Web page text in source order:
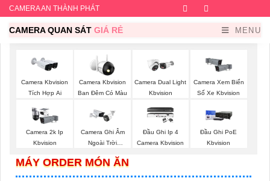
CAMERA AN THÀNH PHÁT Facebook
CAMERA QUAN SÁT GIÁ RẺ MENU
Camera Kbvision
Tích Hợp Ai
Camera Kbvision
Ban Đêm Có Màu
Camera Dual Light
Kbvision
Camera Xem Biển
Số Xe Kbvision
Camera 2k Ip
Kbvision
Camera Ghi Âm
Ngoài Trời
Đầu Ghi Ip 4
Camera Kbvision
Đầu Ghi PoE
Kbvision
MÁY ORDER MÓN ĂN